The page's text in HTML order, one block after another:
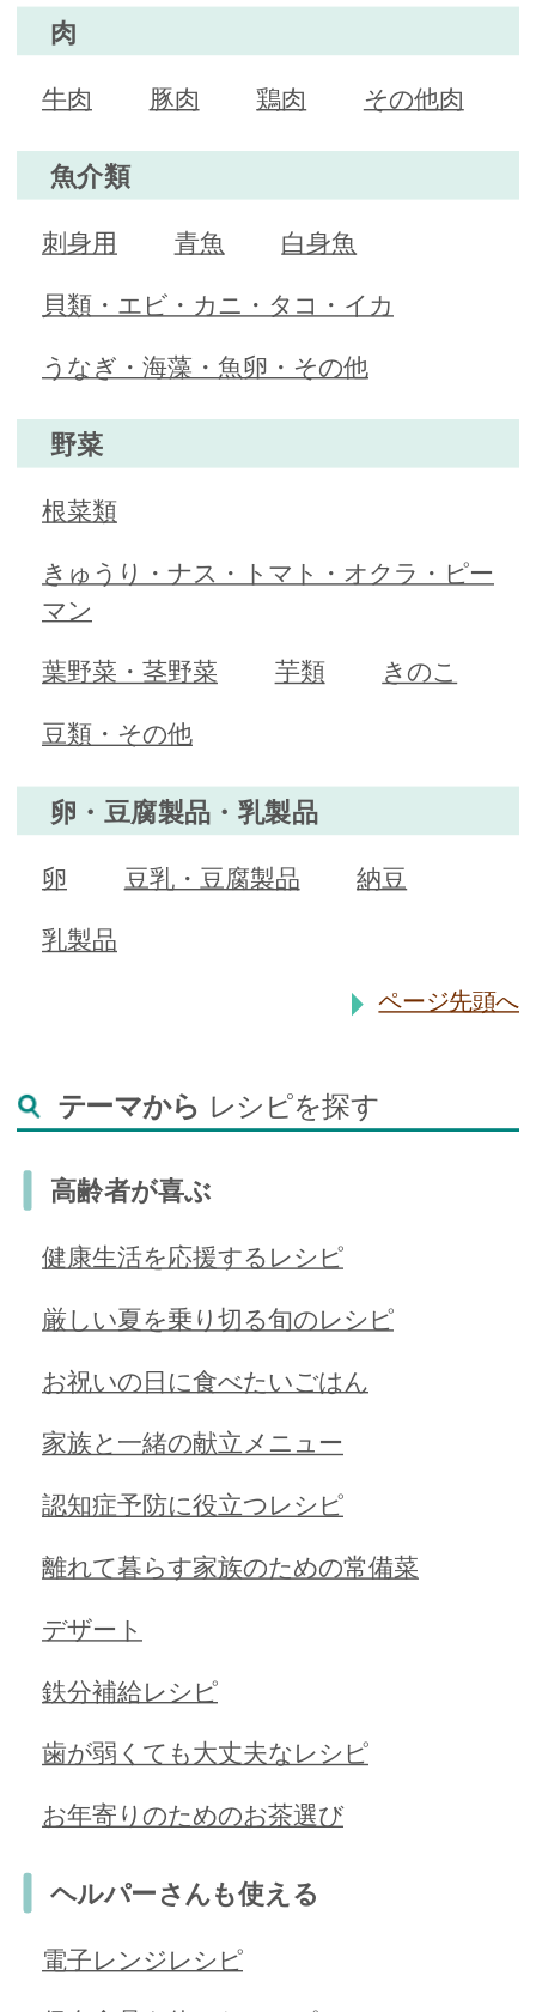
肉
牛肉 豚肉 鶏肉 その他肉
魚介類
刺身用 青魚 白身魚
貝類・エビ・カニ・タコ・イカ
うなぎ・海藻・魚卵・その他
野菜
根菜類
きゅうり・ナス・トマト・オクラ・ピー
マン
葉野菜・茎野菜 芋類 きのこ
豆類・その他
卵・豆腐製品・乳製品
卵 豆乳・豆腐製品 納豆
乳製品
ページ先頭へ
テーマから レシピを探す
高齢者が喜ぶ
健康生活を応援するレシピ
厳しい夏を乗り切る旬のレシピ
お祝いの日に食べたいごはん
家族と一緒の献立メニュー
認知症予防に役立つレシピ
離れて暮らす家族のための常備菜
デザート
鉄分補給レシピ
歯が弱くても大丈夫なレシピ
お年寄りのためのお茶選び
ヘルパーさんも使える
電子レンジレシピ